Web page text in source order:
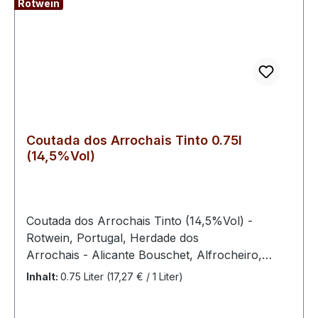
Aufforstung von Land und Wildtierbestand.
Rotwein
Coutada dos Arrochais Tinto 0.75l
(14,5%Vol)
Coutada dos Arrochais Tinto (14,5%Vol) -
Rotwein, Portugal, Herdade dos
Arrochais - Alicante Bouschet, Alfrocheiro,
Aragones, Trincadeira Abfüller / Erzeuger:
Inhalt: 0.75 Liter (17,27 € / 1 Liter)